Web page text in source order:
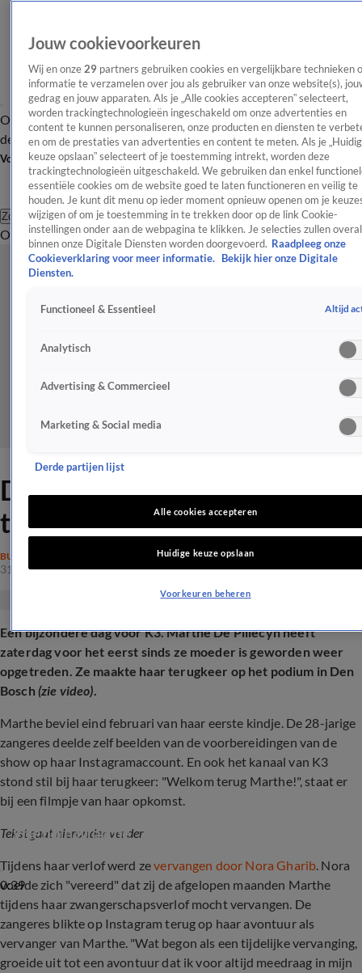
OverzichtAfleveringen Entertainment TV Algemeen
Tip
de redactieNieuwsbrief
Volg Shownieuws
Zoeken
OverzichtEntertainmentSpraakmakendRealityCrimeVideo's
Deze K3-zangeres maakt
terugkeer op podium
BUITENLAND
31 mei 2025, 16:41
Een bijzondere dag voor K3. Marthe De Pillecyn heeft
zaterdag voor het eerst sinds ze moeder is geworden weer
opgetreden. Ze maakte haar terugkeer op het podium in Den
Bosch (zie video).
Marthe beviel eind februari van haar eerste kindje. De 28-jarige
zangeres deelde zelf beelden van de voorbereidingen van de
show op haar Instagramaccount. En ook het kanaal van K3
stond stil bij haar terugkeer: "Welkom terug Marthe!", staat er
bij een filmpje van haar opkomst.
Tekst gaat hieronder verder
0:39
Viktor Verhulst reageert op bevalling ex-
vriendin Marthe
Tijdens haar verlof werd zevervangen door Nora Gharib. Nora
voelde zich "vereerd" dat zij de afgelopen maanden Marthe
tijdens haar zwangerschapsverlof mocht vervangen. De
zangeres blikte op Instagram terug op haar avontuur als
vervanger van Marthe. "Wat begon als een tijdelijke vervanging,
groeide uit tot een avontuur dat ik voor altijd meedraag in mijn
Jouw cookievoorkeuren
Wij en onze 29 partners gebruiken cookies en vergelijkbare technieken
informatie te verzamelen over jou als gebruiker van onze website(s),
gedrag en jouw apparaten. Als je „Alle cookies accepteren” selecteert,
worden trackingtechnologieën ingeschakeld om onze advertenties en
content te kunnen personaliseren, onze producten en diensten te
en om de prestaties van advertenties en content te meten. Als je
keuze opslaan” selecteert of je toestemming intrekt, worden deze
trackingtechnologieën uitgeschakeld. We gebruiken dan enkel
essentiële cookies om de website goed te laten functioneren en veilig te
houden. Je kunt dit menu op ieder moment opnieuw openen om je
wijzigen of om je toestemming in te trekken door op de link Cookie-
instellingen onder aan de webpagina te klikken. Je selecties zullen overal
binnen onze Digitale Diensten worden doorgevoerd. Raadpleeg onze
Cookieverklaring voor meer informatie.
Bekijk hier onze Digitale
Diensten.
Functioneel & Essentieel Altijd
Analytisch
Advertising & Commercieel
Marketing & Social media
Derde partijen lijst
Alle cookies accepteren
Huidige keuze opslaan
Voorkeuren beheren